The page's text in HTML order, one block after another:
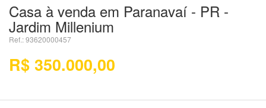
Casa à venda em Paranavaí - PR -
Jardim Millenium
Ref.: 93620000457
R$ 350.000,00